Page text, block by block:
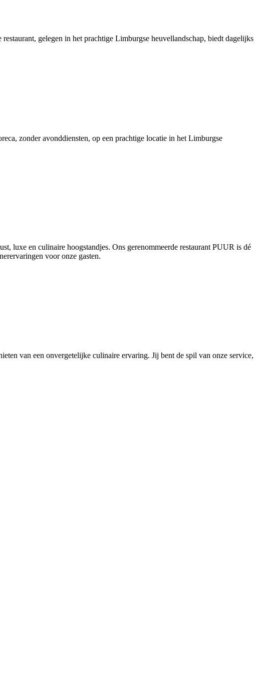
gelegen in het prachtige Limburgse heuvellandschap, biedt dagelijks
zonder avonddiensten, op een prachtige locatie in het Limburgse
luxe en culinaire hoogstandjes. Ons gerenommeerde restaurant PUUR is dé
voor onze gasten.
van een onvergetelijke culinaire ervaring. Jij bent de spil van onze service,